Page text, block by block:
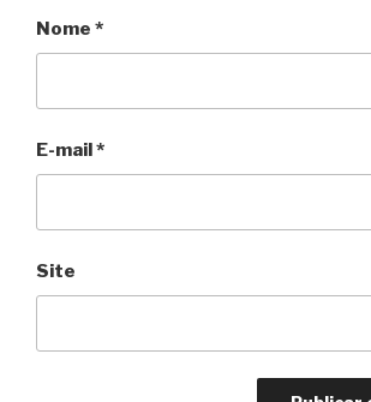
Nome *
E-mail *
Site